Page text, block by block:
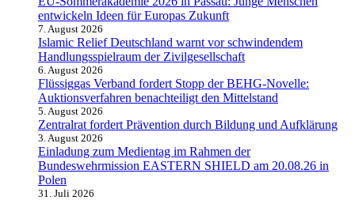
entwickeln Ideen für Europas Zukunft
7. August 2026
Islamic Relief Deutschland warnt vor schwindendem
Handlungsspielraum der Zivilgesellschaft
6. August 2026
Flüssiggas Verband fordert Stopp der BEHG-Novelle:
Auktionsverfahren benachteiligt den Mittelstand
5. August 2026
Zentralrat fordert Prävention durch Bildung und Aufklärung
3. August 2026
Einladung zum Medientag im Rahmen der
Bundeswehrmission EASTERN SHIELD am 20.08.26 in
Polen
31. Juli 2026